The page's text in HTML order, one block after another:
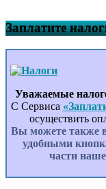
Заплатите
Уважаемые
С Сервиса
осуществить
Вы можете также
удобными
части